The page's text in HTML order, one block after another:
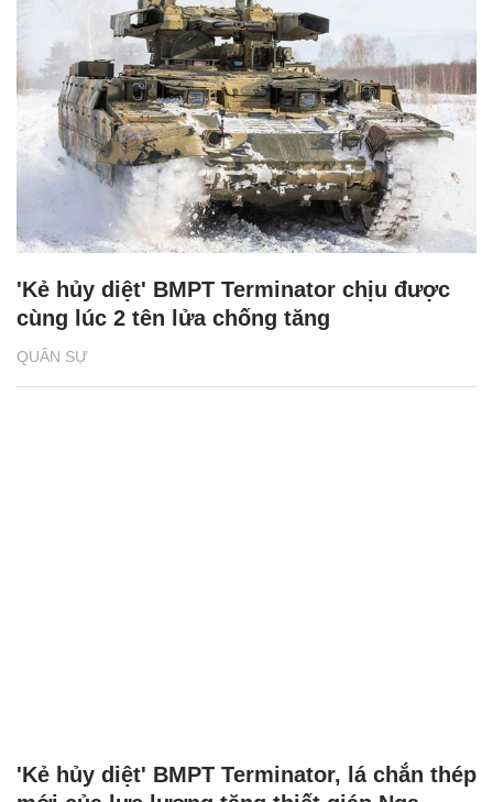
QUÂN SỰ
'Kẻ hủy diệt' BMPT Terminator chịu được
cùng lúc 2 tên lửa chống tăng
'Kẻ hủy diệt' BMPT Terminator, lá chắn thép